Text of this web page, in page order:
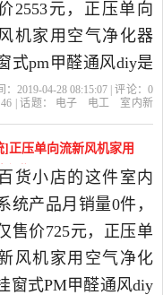
2553元，正压单向
机家用空气净化器
式pm甲醛通风diy是
昕梅小店精选电子,
系统，由山东 德州
2019-04-28 08:15:07 | 评论： 0
46 | 话题： 电子 电工
室内新
正压单向流新风机家用
仅售725元
货小店的这件室内
统产品月销量0件，
售价725元，正压单
风机家用空气净化
窗式PM甲醛通风diy